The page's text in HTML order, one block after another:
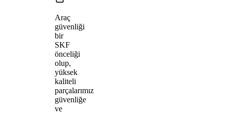
Araç
güvenliği
bir
SKF
önceliği
olup,
yüksek
kaliteli
parçalarımız
güvenliğe
ve